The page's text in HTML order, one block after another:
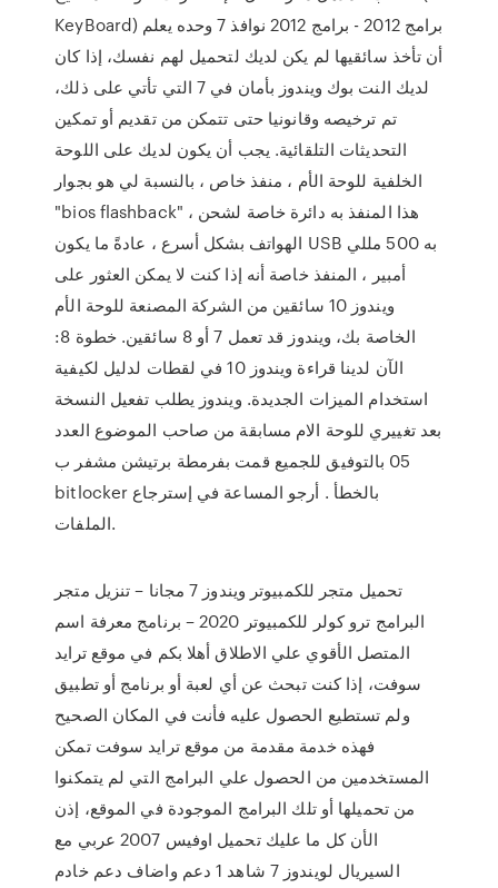
KeyBoard) برامج 2012 - برامج 2012 نوافذ 7 وحده يعلم
أن تأخذ سائقيها لم يكن لديك لتحميل لهم نفسك، إذا كان
لديك النت بوك ويندوز بأمان في 7 التي تأتي على ذلك،
تم ترخيصه وقانونيا حتى تتمكن من تقديم أو تمكين
التحديثات التلقائية. يجب أن يكون لديك على اللوحة
الخلفية للوحة الأم ، منفذ خاص ، بالنسبة لي هو بجوار
"bios flashback" ، هذا المنفذ به دائرة خاصة لشحن
الهواتف بشكل أسرع ، عادةً ما يكون USB به 500 مللي
أمبير ، المنفذ خاصة أنه إذا كنت لا يمكن العثور على
ويندوز 10 سائقين من الشركة المصنعة للوحة الأم
الخاصة بك، ويندوز قد تعمل 7 أو 8 سائقين. خطوة 8:
الآن لدينا قراءة ويندوز 10 في لقطات لدليل لكيفية
استخدام الميزات الجديدة. ويندوز يطلب تفعيل النسخة
بعد تغييري للوحة الام مسابقة من صاحب الموضوع العدد
05 بالتوفيق للجميع قمت بفرمطة برتيشن مشفر ب
bitlocker بالخطأ . أرجو المساعة في إسترجاع
الملفات.
تحميل متجر للكمبيوتر ويندوز 7 مجانا – تنزيل متجر
البرامج ترو كولر للكمبيوتر 2020 – برنامج معرفة اسم
المتصل الأقوي علي الاطلاق أهلا بكم في موقع ترايد
سوفت، إذا كنت تبحث عن أي لعبة أو برنامج أو تطبيق
ولم تستطيع الحصول عليه فأنت في المكان الصحيح
فهذه خدمة مقدمة من موقع ترايد سوفت تمكن
المستخدمين من الحصول علي البرامج التي لم يتمكنوا
من تحميلها أو تلك البرامج الموجودة في الموقع، إذن
الأن كل ما عليك تحميل اوفيس 2007 عربي مع
السيريال لويندوز 7 شاهد 1 دعم واضاف دعم خادم